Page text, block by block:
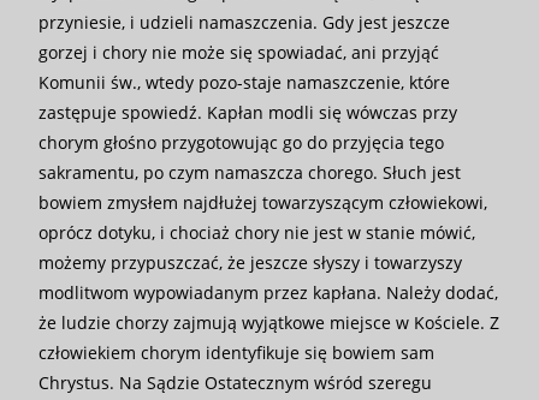
przyniesie, i udzieli namaszczenia. Gdy jest jeszcze
gorzej i chory nie może się spowiadać, ani przyjąć
Komunii św., wtedy pozo-staje namaszczenie, które
zastępuje spowiedź. Kapłan modli się wówczas przy
chorym głośno przygotowując go do przyjęcia tego
sakramentu, po czym namaszcza chorego. Słuch jest
bowiem zmysłem najdłużej towarzyszącym człowiekowi,
oprócz dotyku, i chociaż chory nie jest w stanie mówić,
możemy przypuszczać, że jeszcze słyszy i towarzyszy
modlitwom wypowiadanym przez kapłana. Należy dodać,
że ludzie chorzy zajmują wyjątkowe miejsce w Kościele. Z
człowiekiem chorym identyfikuje się bowiem sam
Chrystus. Na Sądzie Ostatecznym wśród szeregu